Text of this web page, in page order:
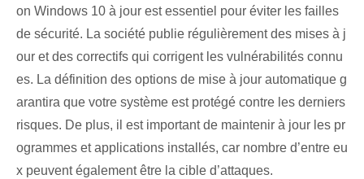
on Windows 10 à jour est essentiel pour éviter les failles
de sécurité. La société publie régulièrement des mises à j
our et des correctifs qui corrigent les vulnérabilités connu
es. La définition des options de mise à jour automatique⁤ g
arantira que votre système est protégé contre les derniers
risques. De plus, il est important de maintenir à jour les pr
ogrammes et applications installés, car nombre d’entre eu
x peuvent également être la cible d’attaques.